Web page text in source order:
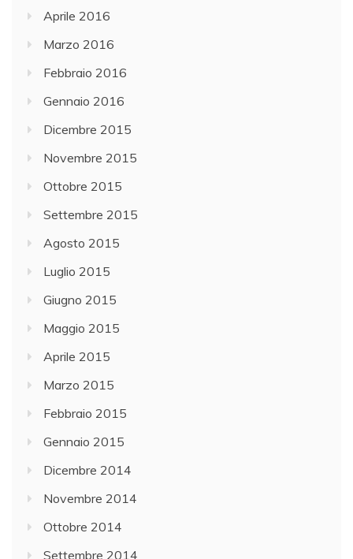
Aprile 2016
Marzo 2016
Febbraio 2016
Gennaio 2016
Dicembre 2015
Novembre 2015
Ottobre 2015
Settembre 2015
Agosto 2015
Luglio 2015
Giugno 2015
Maggio 2015
Aprile 2015
Marzo 2015
Febbraio 2015
Gennaio 2015
Dicembre 2014
Novembre 2014
Ottobre 2014
Settembre 2014